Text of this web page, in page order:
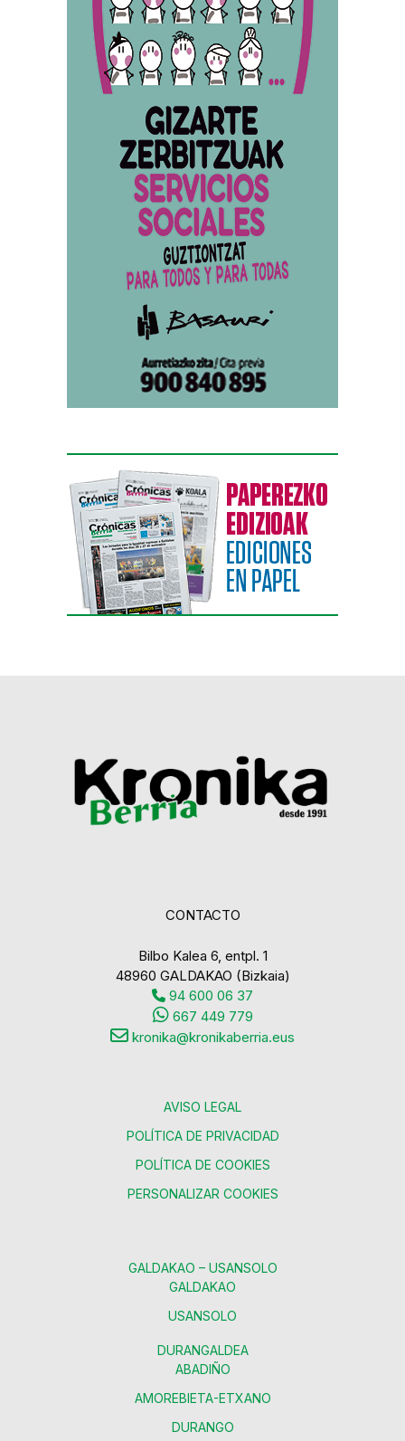
CONTACTO
Bilbo Kalea 6, entpl. 1
48960 GALDAKAO (Bizkaia)
94 600 06 37
667 449 779
kronika@kronikaberria.eus
AVISO LEGAL
POLÍTICA DE PRIVACIDAD
POLÍTICA DE COOKIES
PERSONALIZAR COOKIES
GALDAKAO – USANSOLO
GALDAKAO
USANSOLO
DURANGALDEA
ABADIÑO
AMOREBIETA-ETXANO
DURANGO